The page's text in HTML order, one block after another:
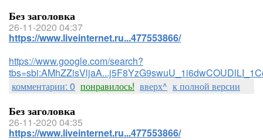
Без заголовка
26-11-2020 04:37
https://www.liveinternet.ru...477553866/
https://www.google.com/search?
комментарии: 0 понравилось! вверх^ к полной версии
Без заголовка
26-11-2020 04:35
https://www.liveinternet.ru...477553866/